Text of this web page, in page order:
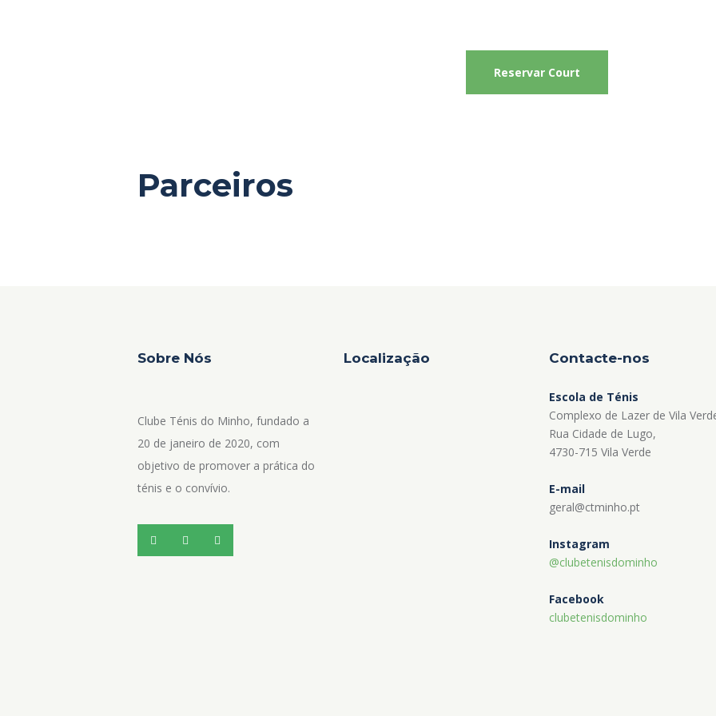
Reservar Court
Parceiros
Sobre Nós
Clube Ténis do Minho, fundado a
20 de janeiro de 2020, com
objetivo de promover a prática do
ténis e o convívio.
Localização Contacte-nos
Escola de Ténis
Complexo de Lazer de Vila
Rua Cidade de Lugo,
4730-715 Vila Verde
E-mail
geral@ctminho.pt
Instagram
@clubetenisdominho
Facebook
clubetenisdominho